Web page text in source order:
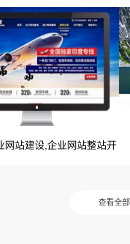
网站建设案例
网站建设,企业网站整站开
查看全部